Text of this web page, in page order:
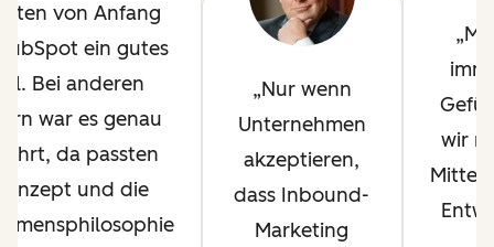
von Anfang
ein gutes
Bei anderen
war es genau
da passten
und die
Nur wenn
Unternehmen
akzeptieren,
dass Inbound-
Marketing
wir